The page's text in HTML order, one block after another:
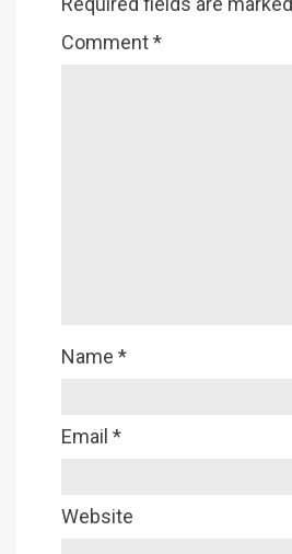
Comment*
Name *
Email *
Website